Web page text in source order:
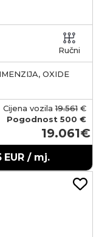
Ručni
OXIDE
Cijena vozila19.561 €
Pogodnost 500 €
19.061
EUR / mj.